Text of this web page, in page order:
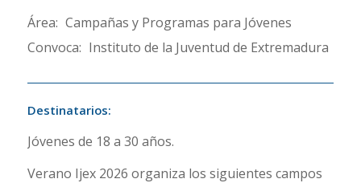
Área: Campañas y Programas para Jóvenes
Convoca: Instituto de la Juventud de Extremadura
Destinatarios:
Jóvenes de 18 a 30 años.
Verano Ijex 2026 organiza los siguientes campos